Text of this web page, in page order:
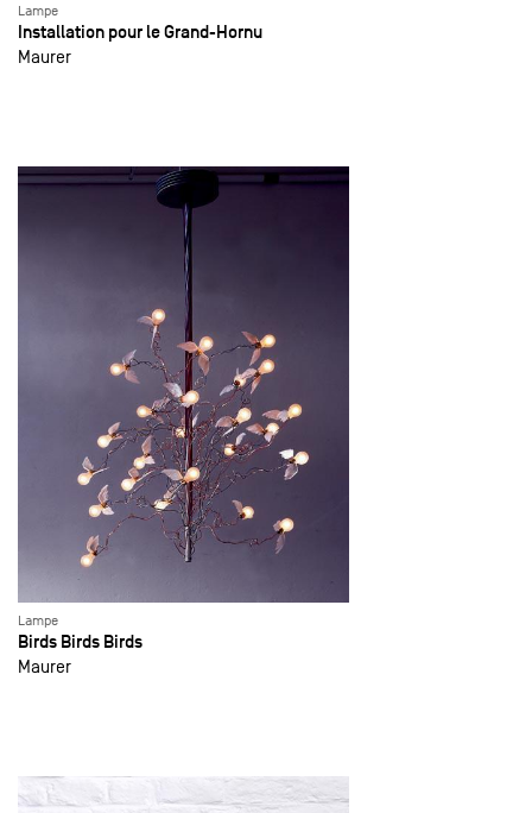
Lampe
Installation pour le Grand-Hornu
Maurer
Lampe
Birds Birds Birds
Maurer